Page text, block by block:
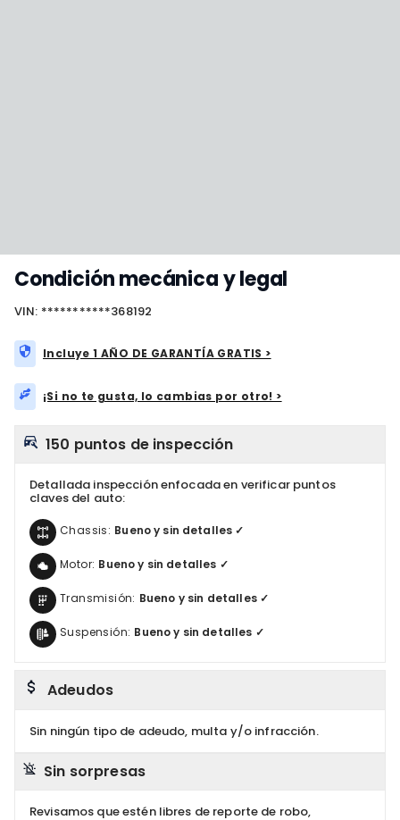
Condición mecánica y legal
VIN: ***********368192
Incluye 1 AÑO DE GARANTÍA GRATIS >
¡Si no te gusta, lo cambias por otro! >
150 puntos de inspección
Detallada inspección enfocada en verificar puntos
claves del auto:
Chassis: Bueno y sin detalles ✓
Motor: Bueno y sin detalles ✓
Transmisión: Bueno y sin detalles ✓
Suspensión: Bueno y sin detalles ✓
Adeudos
Sin ningún tipo de adeudo, multa y/o infracción.
Sin sorpresas
Revisamos que estén libres de reporte de robo,